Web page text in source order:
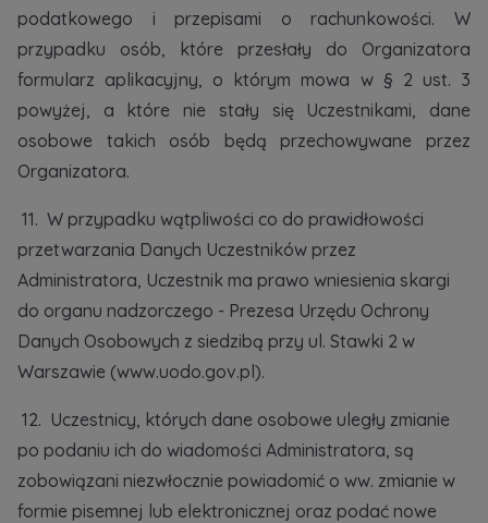
podatkowego i przepisami o rachunkowości. W
przypadku osób, które przesłały do Organizatora
formularz aplikacyjny, o którym mowa w § 2 ust. 3
powyżej, a które nie stały się Uczestnikami, dane
osobowe takich osób będą przechowywane przez
Organizatora.
11. W przypadku wątpliwości co do prawidłowości
przetwarzania Danych Uczestników przez
Administratora, Uczestnik ma prawo wniesienia skargi
do organu nadzorczego - Prezesa Urzędu Ochrony
Danych Osobowych z siedzibą przy ul. Stawki 2 w
Warszawie (www.uodo.gov.pl).
12. Uczestnicy, których dane osobowe uległy zmianie
po podaniu ich do wiadomości Administratora, są
zobowiązani niezwłocznie powiadomić o ww. zmianie w
formie pisemnej lub elektronicznej oraz podać nowe